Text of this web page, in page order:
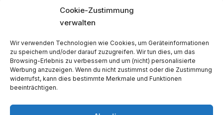
Cookie-Zustimmung
verwalten
Wir verwenden Technologien wie Cookies, um Geräteinformationen
zu speichern und/oder darauf zuzugreifen. Wir tun dies, um das
Browsing-Erlebnis zu verbessern und um (nicht) personalisierte
Werbung anzuzeigen. Wenn du nicht zustimmst oder die Zustimmung
widerrufst, kann dies bestimmte Merkmale und Funktionen
beeinträchtigen.
Auch gern gelesen